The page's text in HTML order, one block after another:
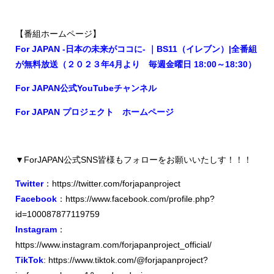
【番組ホームページ】
For JAPAN -日本の未来がココに- ｜BS11（イレブン）|全番組
が無料放送（２０２３年4月より 毎週金曜日 18:00～18:30）
For JAPAN公式YouTubeチャンネル
For JAPAN プロジェクト ホームページ
▼ForJAPAN公式SNS皆様もフォローをお願いいたしす！！！
Twitter： https://twitter.com/forjapanproject
Facebook ： https://www.facebook.com/profile.php?
id=100087877119759
Instagram ：
https://www.instagram.com/forjapanproject_official/
TikTok: https://www.tiktok.com/@forjapanproject?